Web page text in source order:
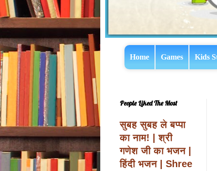
Home Games Kids
People Liked The Most
सुबह सुबह ले बप्पा
का नाम! | श्री
गणेश जी का भजन |
हिंदी भजन | Shree